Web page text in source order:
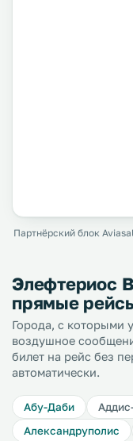
Партнёрский блок
Элефтериос
прямые
Города, с которыми
воздушное
билет на рейс без
автоматически.
Абу-Даби
Александруполис